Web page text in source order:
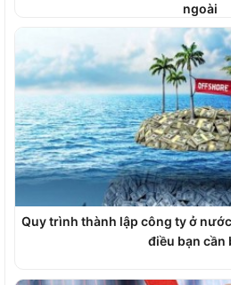
ngoài
Quy trình thành lập công ty ở
điều bạn cần